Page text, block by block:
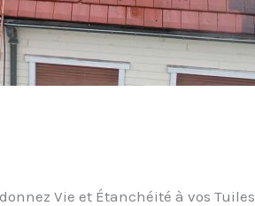
Vie et Étanchéité à vos Tuiles